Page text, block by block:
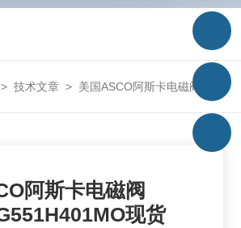
> 技术文章 > 美国ASCO阿斯卡电磁阀VCEFCMG551H401MO现货
阿斯卡电磁阀
现货